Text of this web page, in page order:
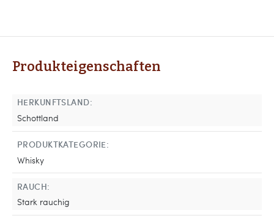
Produkteigenschaften
HERKUNFTSLAND:
Schottland
PRODUKTKATEGORIE:
Whisky
RAUCH:
Stark rauchig